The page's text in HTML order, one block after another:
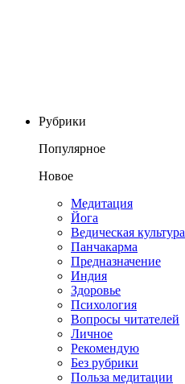
Рубрики
Популярное
Новое
Медитация
Йога
Ведическая культура
Панчакарма
Предназначение
Индия
Здоровье
Психология
Вопросы читателей
Личное
Рекомендую
Без рубрики
Польза медитации